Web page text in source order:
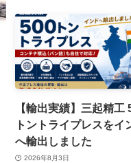
【輸出実績】三起精工
トントライプレスをイ
へ輸出しました
2026年8月3日